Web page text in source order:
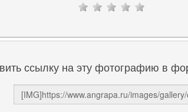
ссылку на эту фотографию в